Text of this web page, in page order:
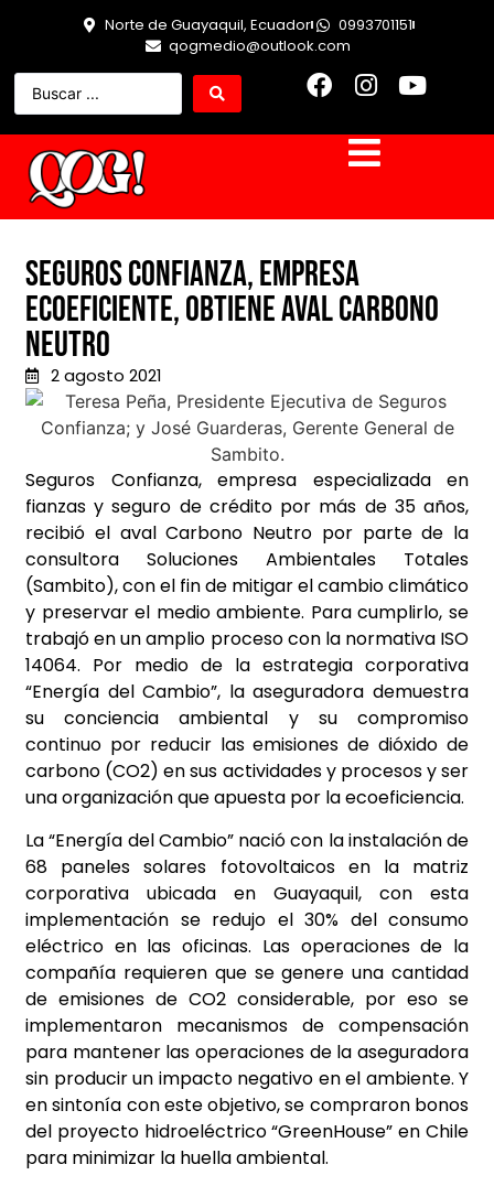
Norte de Guayaquil, Ecuador
0993701151
qogmedio@outlook.com
Seguros Confianza, empresa
ecoeficiente, obtiene aval Carbono
Neutro
2 agosto 2021
Seguros Confianza, empresa especializada en
fianzas y seguro de crédito por más de 35 años,
recibió el aval Carbono Neutro por parte de la
consultora Soluciones Ambientales Totales
(Sambito), con el fin de mitigar el cambio climático
y preservar el medio ambiente. Para cumplirlo, se
trabajó en un amplio proceso con la normativa ISO
14064. Por medio de la estrategia corporativa
“Energía del Cambio”, la aseguradora demuestra
su conciencia ambiental y su compromiso
continuo por reducir las emisiones de dióxido de
carbono (CO2) en sus actividades y procesos y ser
una organización que apuesta por la ecoeficiencia.
La “Energía del Cambio” nació con la instalación de
68 paneles solares fotovoltaicos en la matriz
corporativa ubicada en Guayaquil, con esta
implementación se redujo el 30% del consumo
eléctrico en las oficinas. Las operaciones de la
compañía requieren que se genere una cantidad
de emisiones de CO2 considerable, por eso se
implementaron mecanismos de compensación
para mantener las operaciones de la aseguradora
sin producir un impacto negativo en el ambiente. Y
en sintonía con este objetivo, se compraron bonos
del proyecto hidroeléctrico “GreenHouse” en Chile
para minimizar la huella ambiental.